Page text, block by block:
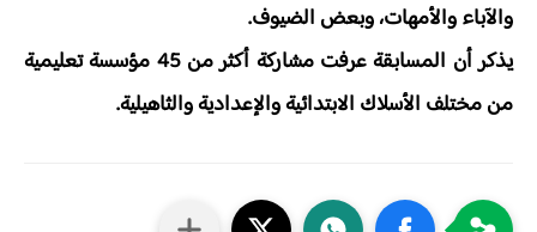
والآباء والأمهات، وبعض الضيوف.
يذكر أن المسابقة عرفت مشاركة أكثر من 45 مؤسسة تعليمية
من مختلف الأسلاك الابتدائية والإعدادية والثاهيلية.